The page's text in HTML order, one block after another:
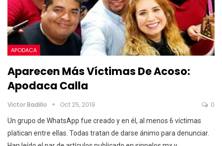
APODACA
Aparecen Más Víctimas De Acoso:
Apodaca Calla
Victor Badillo Oct 25, 2019 0
Un grupo de WhatsApp fue creado y en él, al menos 6 víctimas
platican entre ellas. Todas tratan de darse ánimo para denunciar.